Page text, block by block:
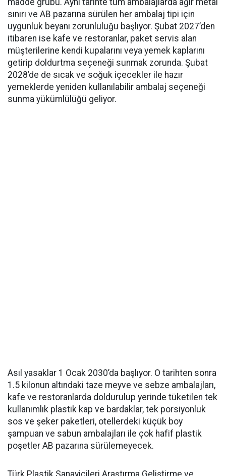
madde grubu. Aynı tarihte tüm ambalajlarda ağır metal
sınırı ve AB pazarına sürülen her ambalaj tipi için
uygunluk beyanı zorunluluğu başlıyor. Şubat 2027’den
itibaren ise kafe ve restoranlar, paket servis alan
müşterilerine kendi kupalarını veya yemek kaplarını
getirip doldurtma seçeneği sunmak zorunda. Şubat
2028’de de sıcak ve soğuk içecekler ile hazır
yemeklerde yeniden kullanılabilir ambalaj seçeneği
sunma yükümlülüğü geliyor.
Asıl yasaklar 1 Ocak 2030’da başlıyor. O tarihten sonra
1.5 kilonun altındaki taze meyve ve sebze ambalajları,
kafe ve restoranlarda doldurulup yerinde tüketilen tek
kullanımlık plastik kap ve bardaklar, tek porsiyonluk
sos ve şeker paketleri, otellerdeki küçük boy
şampuan ve sabun ambalajları ile çok hafif plastik
poşetler AB pazarına sürülemeyecek.
Türk Plastik Sanayicileri Araştırma Geliştirme ve